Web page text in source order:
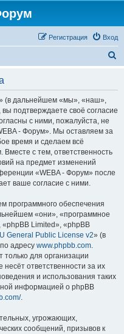
Вход
Регистрация
(в дальнейшем «мы», «наш»,
подтверждаете своё согласие
с ними, пожалуйста, не
- Форум». Мы оставляем за
время и сделаем всё
с тем, ответственность
на предмет изменений
«WEBA - Форум» после
ваше согласие с ними.
программного обеспечения
«они», «программное
Limited», «phpBB
General Public License v2» (в
адресу www.phpbb.com.
для организации
ответственности за их
и использования таких
информацией о phpBB
.
угрожающих,
сообщений, призывов к